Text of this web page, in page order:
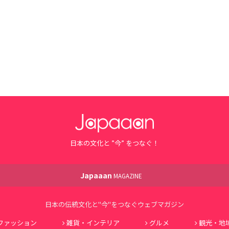
日本の文化と ”今” をつなぐ！
Japaaan MAGAZINE
日本の伝統文化と"今"をつなぐウェブマガジン
ァッション 雑貨・インテリア グルメ 観光・地